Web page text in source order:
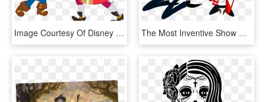
Image Courtesy Of Disney Junior - Jake Y Los Piratas Garfio, HD Png Download The Most Inventive Show Of Tv's Nostalgia - Mordecai Y Los Rigbys, HD Png Download